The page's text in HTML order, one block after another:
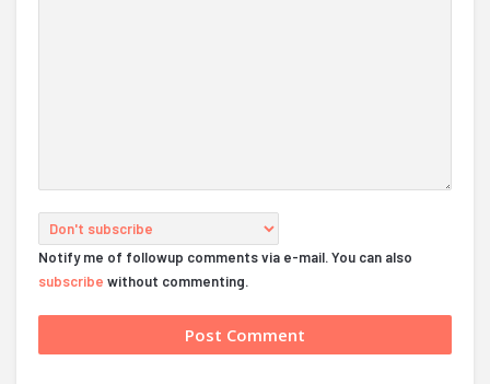
Notify me of followup comments via e-mail. You can also
subscribe without commenting.